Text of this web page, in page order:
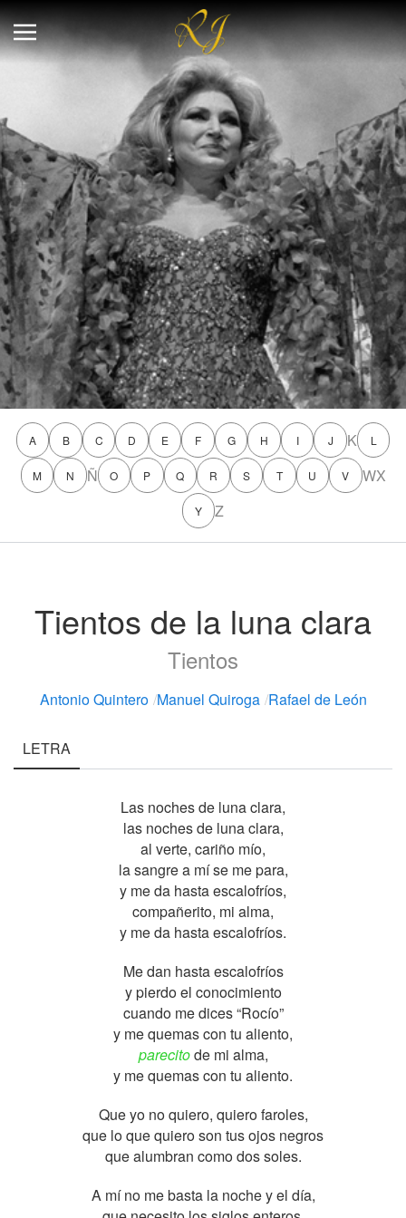
A B C D E F G H I J K L
M N Ñ O P Q R S T U V WX
Y Z
Tientos de la luna clara
Tientos
Antonio Quintero /Manuel Quiroga /Rafael de León
LETRA
Las noches de luna clara,
las noches de luna clara,
al verte, cariño mío,
la sangre a mí se me para,
y me da hasta escalofríos,
compañerito, mi alma,
y me da hasta escalofríos.
Me dan hasta escalofríos
y pierdo el conocimiento
cuando me dices “Rocío”
y me quemas con tu aliento,
parecitode mi alma,
y me quemas con tu aliento.
Que yo no quiero, quiero faroles,
que lo que quiero son tus ojos negros
que alumbran como dos soles.
A mí no me basta la noche y el día,